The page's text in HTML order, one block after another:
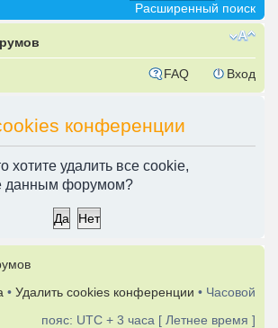
Расширенный поиск
FAQ Вход
конференции
хотите удалить все cookie,
данным форумом?
• Удалить cookies конференции • Часовой
пояс: UTC + 3 часа [ Летнее время ]